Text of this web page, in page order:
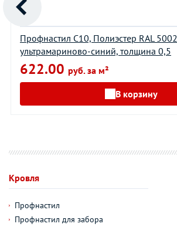
Профнастил С10, Полиэстер RAL 5002
ультрамариново-синий, толщина 0,5
622.00 руб. за м²
В корзину
Кровля
Профнастил
Профнастил для забора